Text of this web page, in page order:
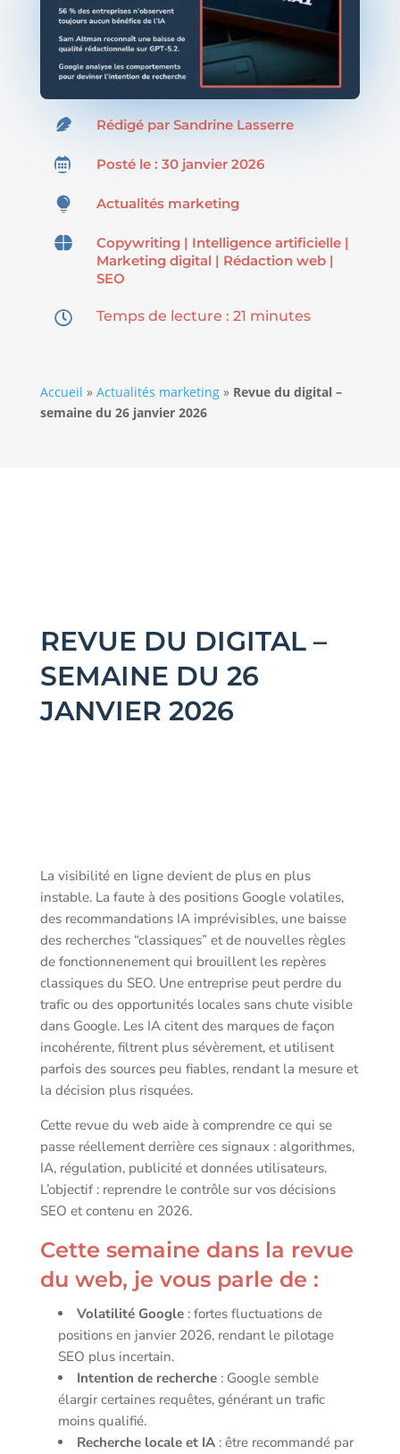
 Rédigé par Sandrine Lasserre
 Posté le : 30 janvier 2026
 Actualités marketing
 Copywriting| Intelligence artificielle|
Marketing digital | Rédaction web|
SEO
 Temps de lecture : 21 minutes
Accueil » Actualités marketing» Revue du digital –
semaine du 26 janvier 2026
REVUE DU DIGITAL –
SEMAINE DU 26
JANVIER 2026
La visibilité en ligne devient de plus en plus
instable. La faute à des positions Google volatiles,
des recommandations IA imprévisibles, une baisse
des recherches “classiques” et de nouvelles règles
de fonctionnenement qui brouillent les repères
classiques du SEO. Une entreprise peut perdre du
trafic ou des opportunités locales sans chute visible
dans Google. Les IA citent des marques de façon
incohérente, filtrent plus sévèrement, et utilisent
parfois des sources peu fiables, rendant la mesure et
la décision plus risquées.
Cette revue du web aide à comprendre ce qui se
passe réellement derrière ces signaux : algorithmes,
IA, régulation, publicité et données utilisateurs.
L’objectif : reprendre le contrôle sur vos décisions
SEO et contenu en 2026.
Cette semaine dans la revue
du web, je vous parle de :
Volatilité Google: fortes fluctuations de
positions en janvier 2026, rendant le pilotage
SEO plus incertain.
Intention de recherche: Google semble
élargir certaines requêtes, générant un trafic
moins qualifié.
Recherche locale et IA: être recommandé par